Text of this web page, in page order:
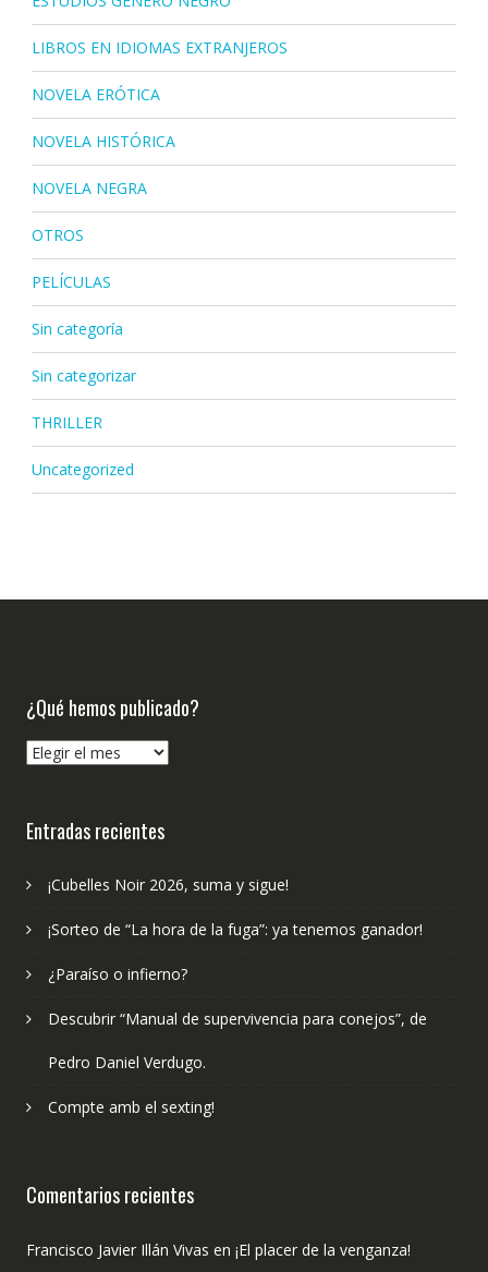
LIBROS EN IDIOMAS EXTRANJEROS
NOVELA ERÓTICA
NOVELA HISTÓRICA
NOVELA NEGRA
OTROS
PELÍCULAS
Sin categoría
Sin categorizar
THRILLER
Uncategorized
¿Qué hemos publicado?
¿Qué
Entradas recientes
¡Cubelles Noir 2026, suma y sigue!
¡Sorteo de “La hora de la fuga”: ya tenemos ganador!
¿Paraíso o infierno?
Descubrir “Manual de supervivencia para conejos”, de
Pedro Daniel Verdugo.
Compte amb el sexting!
Comentarios recientes
Francisco Javier Illán Vivas en ¡El placer de la venganza!